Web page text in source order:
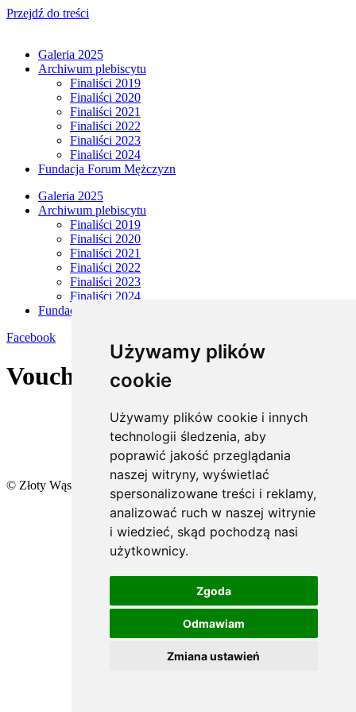
Używamy plików
cookie
Używamy plików cookie i innych
technologii śledzenia, aby
poprawić jakość przeglądania
naszej witryny, wyświetlać
spersonalizowane treści i reklamy,
analizować ruch w naszej witrynie
i wiedzieć, skąd pochodzą nasi
użytkownicy.
Zgoda
Odmawiam
Zmiana ustawień
Przejdź do treści
Galeria 2025
Archiwum plebiscytu
Finaliści 2019
Finaliści 2020
Finaliści 2021
Finaliści 2022
Finaliści 2023
Finaliści 2024
Fundacja Forum Mężczyzn
Galeria 2025
Archiwum plebiscytu
Finaliści 2019
Finaliści 2020
Finaliści 2021
Finaliści 2022
Finaliści 2023
Finaliści 2024
Fundacja Forum Mężczyzn
Facebook
Vouchery
© Złoty Wąs 2025 | All rights reserved.